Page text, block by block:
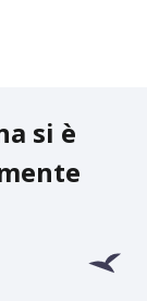
si è